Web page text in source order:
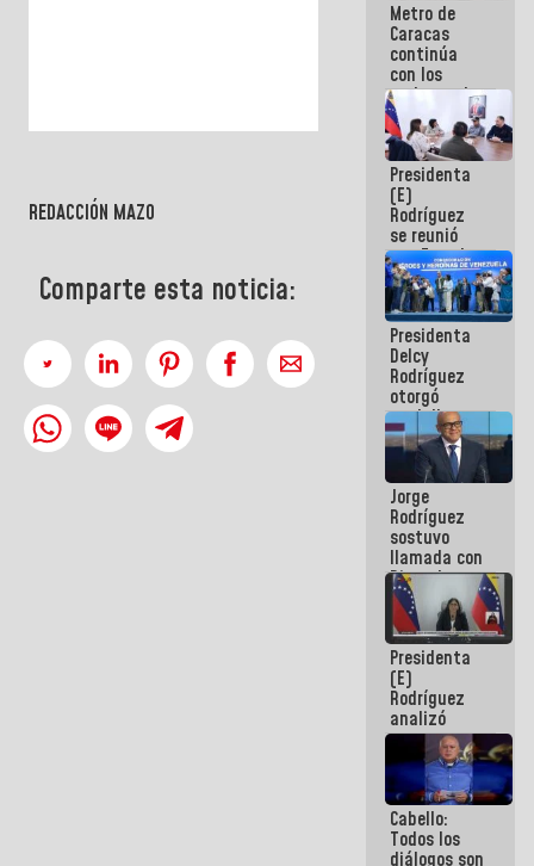
REDACCIÓN MAZO
Comparte esta noticia:
Metro de
Caracas
continúa
con los
trabajos de
mantenimiento
e inspección
en la Línea 2
Presidenta
(E)
Rodríguez
se reunió
con Estado
Mayor
Eléctrico
para
abordar
planes de
acción
Presidenta
Delcy
Rodríguez
otorgó
medalla
"Héroe de
Venezuela"
a servidores
públicos
Jorge
Rodríguez
sostuvo
llamada con
Dinorah
Figuera y
acuerdan
primer
encuentro
presencial
para el
diálogo
Presidenta
(E)
Rodríguez
analizó
junto a
gobernadores
planes de
recuperación
del Sistema
Eléctrico
Cabello:
Todos los
diálogos son